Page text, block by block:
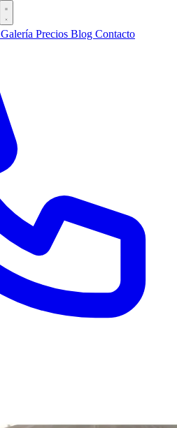
Galería Precios Blog Contacto